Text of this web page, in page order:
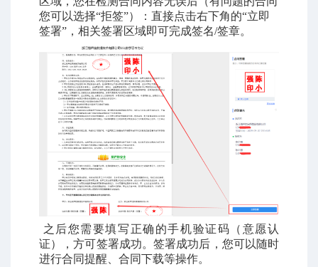
您可以选择“拒签”）：直接点击右下角的“立即
签署”，相关签署区域即可完成签名/签章。
之后您需要填写正确的手机验证码（意愿认
证），方可签署成功。签署成功后，您可以随时
进行合同提醒、合同下载等操作。